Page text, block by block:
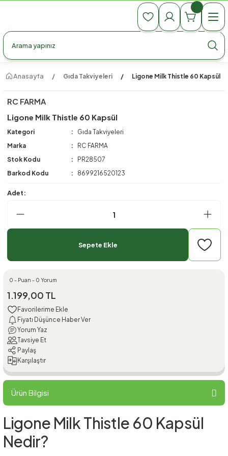
990 TL Üzeri Ücretsiz Kargo
990 TL Üzeri Ücretsiz Kargo
Anasayfa Gıda Takviyeleri Ligone Milk Thistle 60 Kapsül
RC FARMA
Ligone Milk Thistle 60 Kapsül
Kategori
Gıda Takviyeleri
Marka
RC FARMA
Stok Kodu
PR28507
Barkod Kodu
8699216520123
Adet:
Sepete Ekle
0 - Puan - 0 Yorum
1.199,00 TL
Fiyatı Düşünce Haber Ver
Yorum Yaz
Tavsiye Et
Paylaş
Karşılaştır
Ürün Bilgisi
Ligone Milk Thistle 60 Kapsül
Nedir?